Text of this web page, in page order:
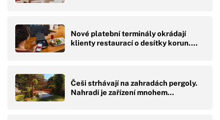
Nové platební terminály okrádají
klienty restaurací o desítky korun.…
Češi strhávají na zahradách pergoly.
Nahradí je zařízení mnohem…